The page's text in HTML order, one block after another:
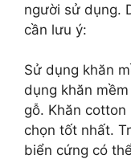
người sử dụng.
cần lưu ý:
Sử dụng khăn
dụng khăn
gỗ. Khăn
chọn tốt nhất.
biển cứng có